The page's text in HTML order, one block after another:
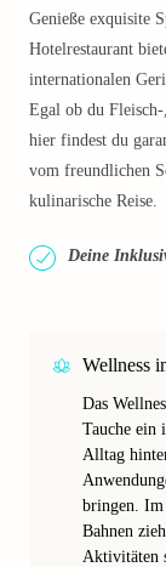
Genieße exquisite
Hotelrestaurant
internationalen
Egal ob du
hier findest du
vom freundlichen
kulinarische Reise.
Deine
Wellness
Das
Tauche ein
Alltag
bringen. Im
Bahnen
Aktivitäten